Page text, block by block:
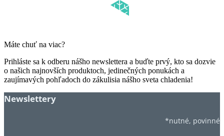
Máte chuť na viac?
Prihláste sa k odberu nášho newslettera a buďte prvý, kto sa dozvie
o našich najnovších produktoch, jedinečných ponukách a
zaujímavých pohľadoch do zákulisia nášho sveta chladenia!
Newslettery
*nutné, povinné